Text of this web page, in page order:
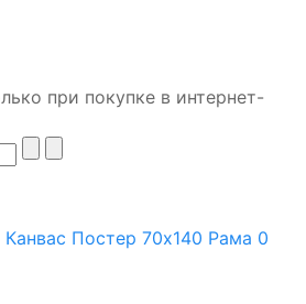
при покупке в интернет-